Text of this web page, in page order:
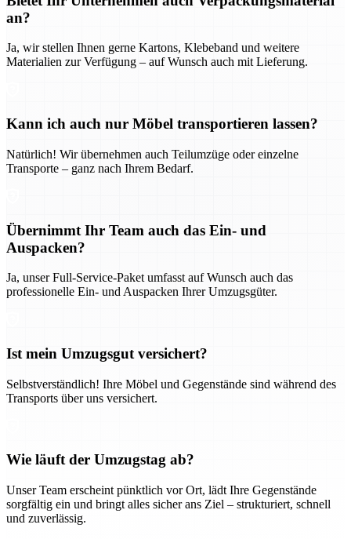
an?
Ja, wir stellen Ihnen gerne Kartons, Klebeband und weitere
Materialien zur Verfügung – auf Wunsch auch mit Lieferung.
Kann ich auch nur Möbel transportieren lassen?
Natürlich! Wir übernehmen auch Teilumzüge oder einzelne
Transporte – ganz nach Ihrem Bedarf.
Übernimmt Ihr Team auch das Ein- und
Auspacken?
Ja, unser Full-Service-Paket umfasst auf Wunsch auch das
professionelle Ein- und Auspacken Ihrer Umzugsgüter.
Ist mein Umzugsgut versichert?
Selbstverständlich! Ihre Möbel und Gegenstände sind während des
Transports über uns versichert.
Wie läuft der Umzugstag ab?
Unser Team erscheint pünktlich vor Ort, lädt Ihre Gegenstände
sorgfältig ein und bringt alles sicher ans Ziel – strukturiert, schnell
und zuverlässig.